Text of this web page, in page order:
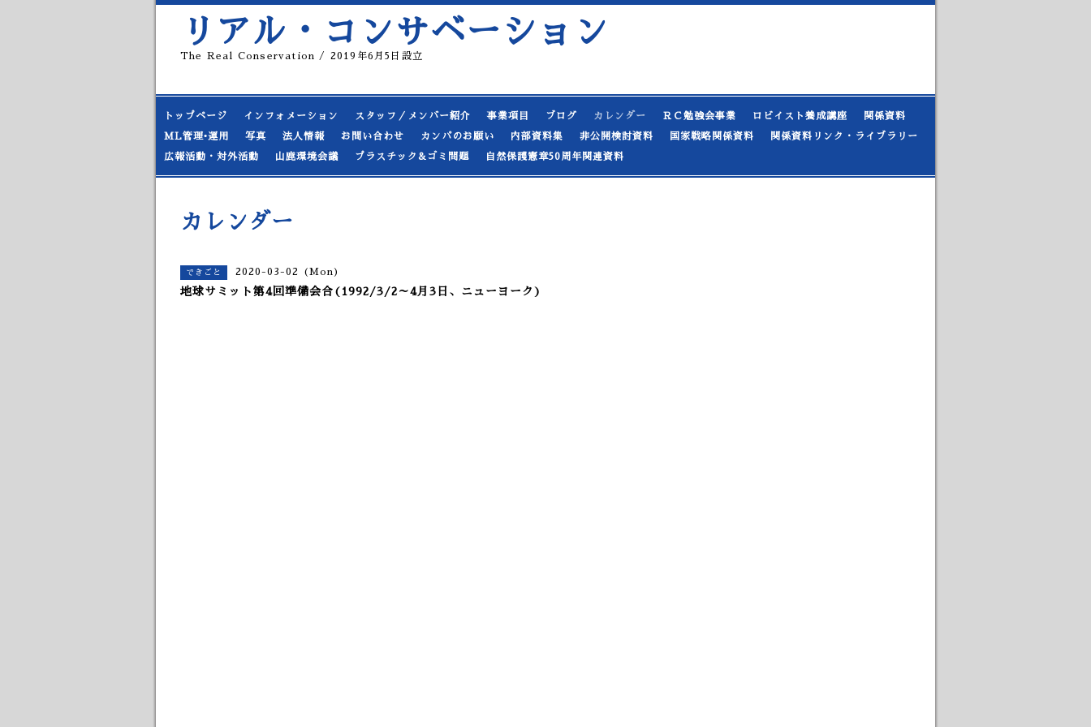
リアル・コンサベーション
The Real Conservation / 2019年6月5日設立
トップページ インフォメーション スタッフ／メンバー紹介 事業項目 ブログ カレンダー ＲＣ勉強会事業 ロビイスト養成講座 関係資料
ML管理•運用 写真 法人情報 お問い合わせ カンパのお願い 内部資料集 非公開検討資料 国家戦略関係資料 関係資料リンク・ライブラリー
広報活動・対外活動 山鹿環境会議 プラスチック&ゴミ問題 自然保護憲章50周年関連資料
カレンダー
できごと 2020-03-02 (Mon)
地球サミット第4回準備会合(1992/3/2～4月3日、ニューヨーク)